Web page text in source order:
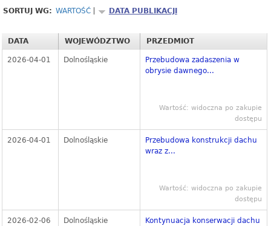
SORTUJ WG: WARTOŚĆ DATA PUBLIKACJI
DATA WOJEWÓDZTWO PRZEDMIOT
2026-04-01 Dolnośląskie
Przebudowa zadaszenia w
obrysie dawnego...
Wartość: widoczna po zakupie
dostępu
2026-04-01 Dolnośląskie
Przebudowa konstrukcji dachu
wraz z...
Wartość: widoczna po zakupie
dostępu
2026-02-06 Dolnośląskie Kontynuacja konserwacji dachu